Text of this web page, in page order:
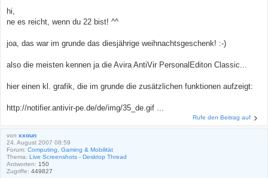
hi,
ne es reicht, wenn du 22 bist! ^^
joa, das war im grunde das diesjährige weihnachtsgeschenk! :-)
also die meisten kennen ja die Avira AntiVir PersonalEditon Classic...
hier einen kl. grafik, die im grunde die zusätzlichen funktionen aufzeigt:
http://notifier.antivir-pe.de/de/img/35_de.gif ...
Rufe den Beitrag auf
von xxoun
24. August 2007 08:59
Forum: Computing, Gaming & Mobilität
Thema: Live Screenshots - Desktop Thread
Antworten: 150
Zugriffe: 449827